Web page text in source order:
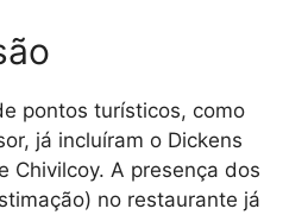
pontos turísticos, como
já incluíram o Dickens
Chivilcoy. A presença dos
no restaurante já